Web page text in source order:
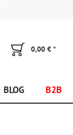
0,00 € *
BLOG B2B